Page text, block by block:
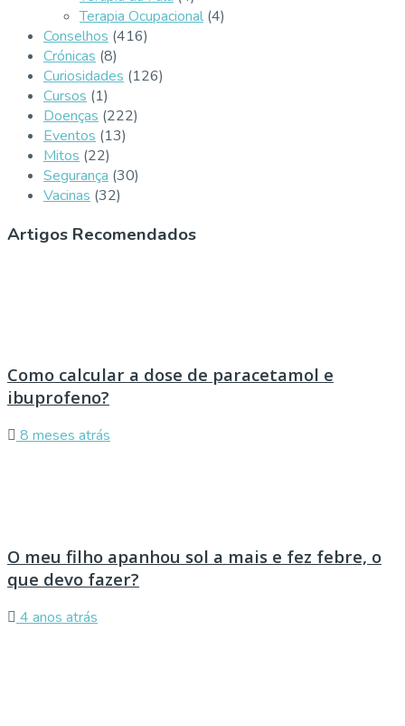
Terapia Ocupacional (4)
Conselhos (416)
Crónicas (8)
Curiosidades (126)
Cursos (1)
Doenças (222)
Eventos (13)
Mitos (22)
Segurança (30)
Vacinas (32)
Artigos Recomendados
Como calcular a dose de paracetamol e
ibuprofeno?
8 meses atrás
O meu filho apanhou sol a mais e fez febre, o
que devo fazer?
4 anos atrás